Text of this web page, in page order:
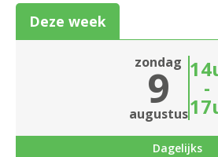
2610 Wilrijk
2660 Hoboken
Deze week
zondag
9
augustus
-
Dagelijks